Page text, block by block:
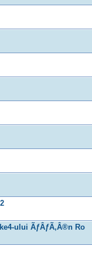
ului ÃƒÂƒÃ‚Â®n Ro